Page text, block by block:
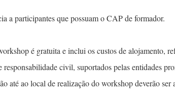
a participantes que possuam o CAP de formador.
é gratuita e inclui os custos de alojamento,
responsabilidade civil, suportados pelas entidades
até ao local de realização do workshop deverão ser